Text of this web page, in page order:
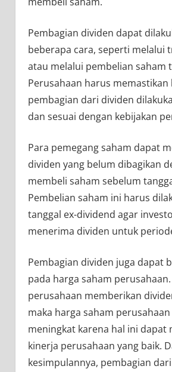
Pembagian dividen dapat
beberapa cara, seperti melalui
atau melalui pembelian saham
Perusahaan harus memastikan
pembagian dari dividen
dan sesuai dengan kebijakan
Para pemegang saham dapat
dividen yang belum dibagikan
membeli saham sebelum
Pembelian saham ini harus
tanggal ex-dividend agar
menerima dividen untuk
Pembagian dividen juga dapat
pada harga saham perusahaan.
perusahaan memberikan
maka harga saham
meningkat karena hal ini dapat
kinerja perusahaan yang baik.
kesimpulannya, pembagian